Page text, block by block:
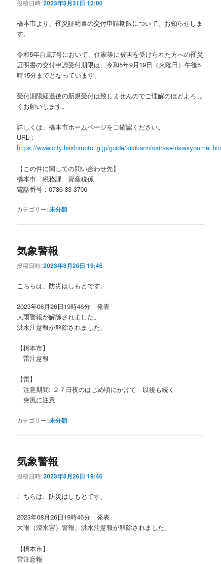
投稿日時:2023年8月31日 12:00
橋本市より、罹災証明書の交付申請期限について、お知らせしま
す。
令和5年台風7号において、住家等に被害を受けられた方への罹災
証明書の交付申請受付期限は、令和5年9月19日（火曜日）午後5
時15分までとなっています。
受付期限経過後の新規受付は致しませんのでご理解のほどよろし
くお願いします。
詳しくは、橋本市ホームページをご確認ください。
URL：
https://www.city.hashimoto.lg.jp/guide/kikikanri/osirase/
【この件に関しての問い合わせ先】
橋本市 税務課 資産税係
電話番号：0736-33-3706
カテゴリー:未分類
気象警報
投稿日時:2023年8月26日 19:46
こちらは、防災はしもとです。
2023年08月26日19時46分 発表
大雨警報が解除されました。
洪水注意報が解除されました。
【橋本市】
雷注意報
【雷】
注意期間: ２７日夜のはじめ頃にかけて 以後も続く
突風に注意
カテゴリー:未分類
気象警報
投稿日時:2023年8月26日 19:46
こちらは、防災はしもとです。
2023年08月26日19時46分 発表
大雨（浸水害）警報、洪水注意報が解除されました。
【橋本市】
雷注意報